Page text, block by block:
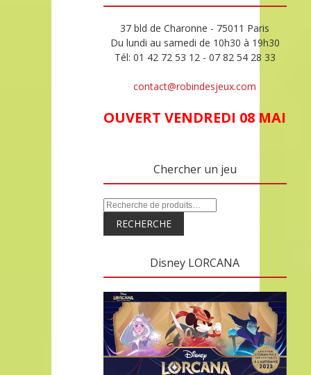
37 bld de Charonne - 75011 Paris
Du lundi au samedi de 10h30 à 19h30
Tél: 01 42 72 53 12 - 07 82 54 28 33
contact@robindesjeux.com
OUVERT VENDREDI 08 MAI
Chercher un jeu
RECHERCHE
Disney LORCANA